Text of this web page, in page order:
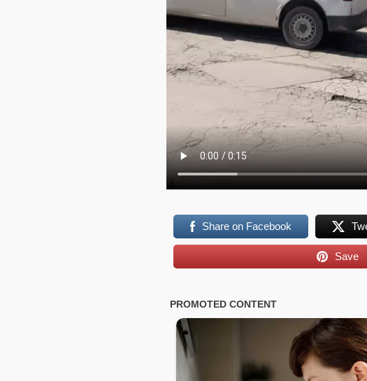
Share on Facebook
Save